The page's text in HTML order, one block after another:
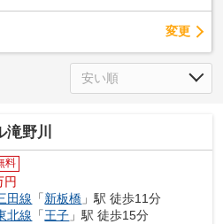
変更
滝野川
料
円
田線 「新板橋 」駅 徒歩11分
北線 「王子 」駅 徒歩15分